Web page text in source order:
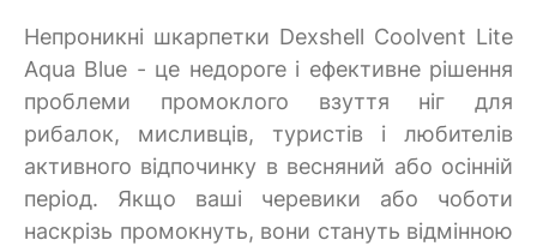
Непроникні шкарпетки Dexshell Coolvent Lite
Aqua Blue - це недороге і ефективне рішення
проблеми промоклого взуття ніг для
рибалок, мисливців, туристів і любителів
активного відпочинку в весняний або осінній
період. Якщо ваші черевики або чоботи
наскрізь промокнуть, вони стануть відмінною